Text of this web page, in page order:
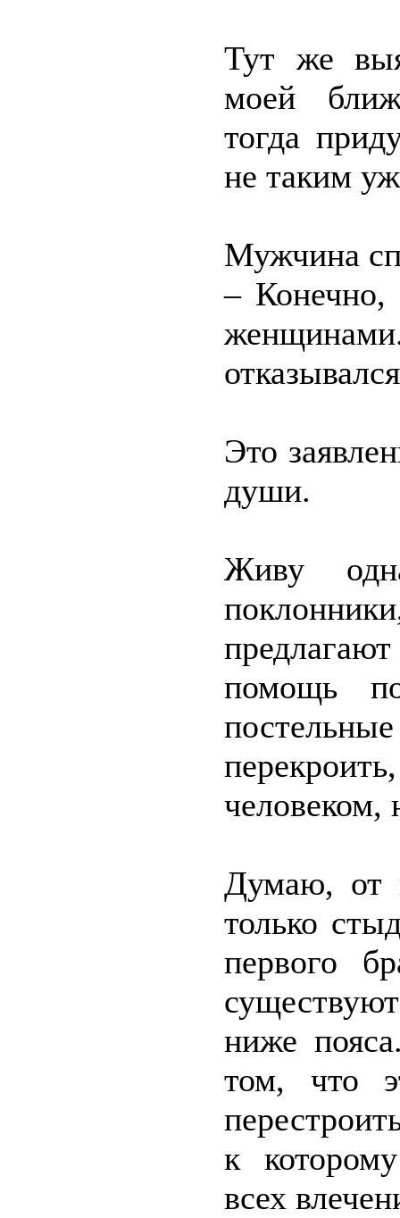
Тут же
моей
тогда
не таким
Мужчина
– Конечно,
Это
души.
Живу
помощь
человеком,
Думаю, от
только
первого
ниже
том, что
к
всех